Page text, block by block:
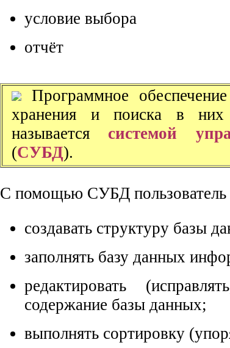
условие выбора
отчёт
Программное
хранения и поиска в них
называется системой
(СУБД).
С помощью СУБД
создавать структуру базы
заполнять базу данных
редактировать
содержание базы данных;
выполнять сортировку